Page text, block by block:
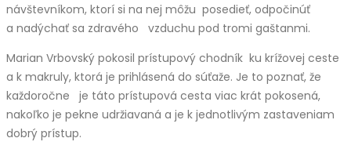
návštevníkom, ktorí si na nej môžu posedieť, odpočinúť
a nadýchať sa zdravého vzduchu pod tromi gaštanmi.
Marian Vrbovský pokosil prístupový chodník ku krížovej ceste
a k makruly, ktorá je prihlásená do súťaže. Je to poznať, že
každoročne je táto prístupová cesta viac krát pokosená,
nakoľko je pekne udržiavaná a je k jednotlivým zastaveniam
dobrý prístup.